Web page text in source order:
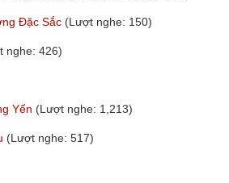
Đặc Sắc (Lượt nghe: 150)
nghe: 426)
Yến (Lượt nghe: 1,213)
(Lượt nghe: 517)